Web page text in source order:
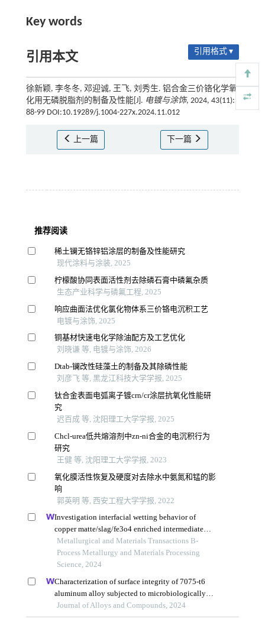
Key words
引用本文 引用格式 ▾
徐新颖, 李冬冬, 邓迎诚, 王飞, 刘秀生. 铝合金三价铬化学氧
化用无磷脱脂剂的制备及性能[J]. 电镀与涂饰, 2024, 43(11):
88-99 DOI:10.19289/j.1004-227x.2024.11.012
上一篇 下一篇